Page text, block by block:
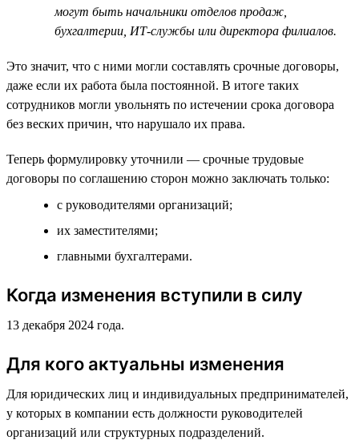
могут быть начальники отделов продаж,
бухгалтерии, ИТ-службы или директора филиалов.
Это значит, что с ними могли составлять срочные договоры,
даже если их работа была постоянной. В итоге таких
сотрудников могли увольнять по истечении срока договора
без веских причин, что нарушало их права.
Теперь формулировку уточнили — срочные трудовые
договоры по соглашению сторон можно заключать только:
с руководителями организаций;
их заместителями;
главными бухгалтерами.
Когда изменения вступили в силу
13 декабря 2024 года.
Для кого актуальны изменения
Для юридических лиц и индивидуальных предпринимателей,
у которых в компании есть должности руководителей
организаций или структурных подразделений.